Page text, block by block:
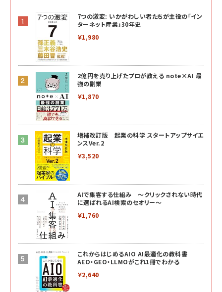
7つの激変: いかがわしい者たちが主役の「イン
ターネット産業」30年史
￥1,980
2億円を売り上げたプロが教える note×AI 最
強の副業
￥1,870
増補改訂版 起業の科学 スタートアップサイエ
ンスVer.2
￥3,520
AIで集客する仕組み ～クリックされない時代
に選ばれるAI検索のセオリー～
￥1,760
これからはじめるAIO AI最適化の教科書
AEO・GEO・LLMOがこれ1冊でわかる
￥2,640